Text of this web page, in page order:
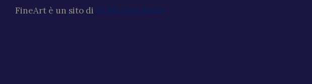
FineArt è un sito di Di Mano in Mano